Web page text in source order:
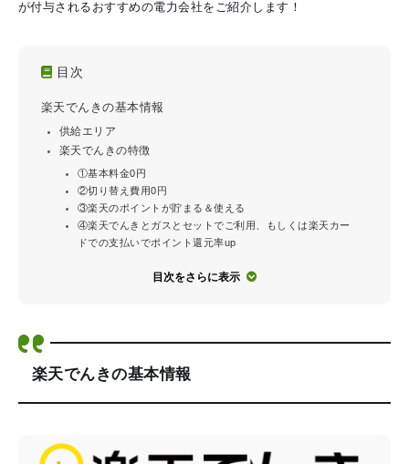
が付与されるおすすめの電力会社をご紹介します！
目次
楽天でんきの基本情報
供給エリア
楽天でんきの特徴
①基本料金0円
②切り替え費用0円
③楽天のポイントが貯まる＆使える
④楽天でんきとガスとセットでご利用、もしくは楽天カー
ドでの支払いでポイント還元率up
目次をさらに表示
楽天でんきの基本情報